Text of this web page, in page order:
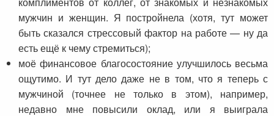
мужчин и женщин. Я постройнела (хотя, тут может
быть сказался стрессовый фактор на работе — ну да
есть ещё к чему стремиться);
моё финансовое благосостояние улучшилось весьма
ощутимо. И тут дело даже не в том, что я теперь с
мужчиной (точнее не только в этом), например,
недавно мне повысили оклад, или я выиграла